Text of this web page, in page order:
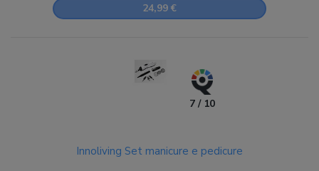
24,99 €
7 / 10
Innoliving Set manicure e pedicure